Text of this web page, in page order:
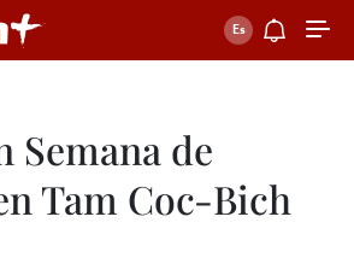
Semana de
Tam Coc-Bich